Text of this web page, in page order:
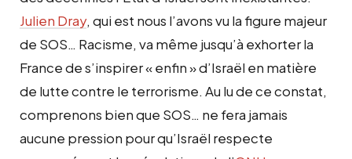
Julien Dray, qui est nous l’avons vu la figure majeur
de SOS… Racisme, va même jusqu’à exhorter la
France de s’inspirer « enfin » d’Israël en matière
de lutte contre le terrorisme. Au lu de ce constat,
comprenons bien que SOS… ne fera jamais
aucune pression pour qu’Israël respecte